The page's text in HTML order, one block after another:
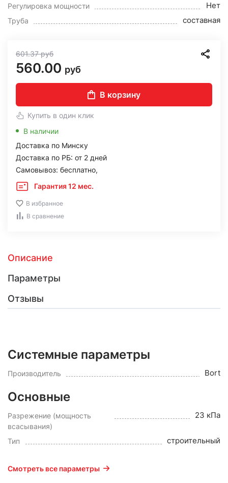
Регулировка мощности Нет
Труба составная
601.37руб
560.00 руб
В корзину
Купить в один клик
В наличии
Доставка по Минску
Доставка по РБ: от 2 дней
Самовывоз: бесплатно,
Гарантия 12 мес.
В избранное
В сравнение
Описание
Параметры
Отзывы
Системные параметры
Производитель Bort
Основные
Разрежение (мощность
всасывания)
23 кПа
Тип строительный
Смотреть все параметры